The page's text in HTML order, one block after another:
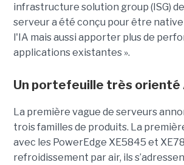
infrastructure solution group (ISG) de
serveur a été conçu pour être
l'IA mais aussi apporter plus de
applications existantes ».
Un portefeuille très orienté
La première vague de serveurs
trois familles de produits. La
avec les PowerEdge XE5845 et
refroidissement par air, ils